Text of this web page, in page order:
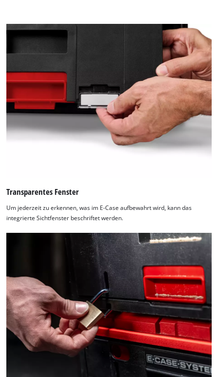
list
of
used.
Powered
by
Usercentrics
Consent
Management
Transparentes Fenster
Um jederzeit zu erkennen, was im E-Case aufbewahrt wird, kann das
integrierte Sichtfenster beschriftet werden.